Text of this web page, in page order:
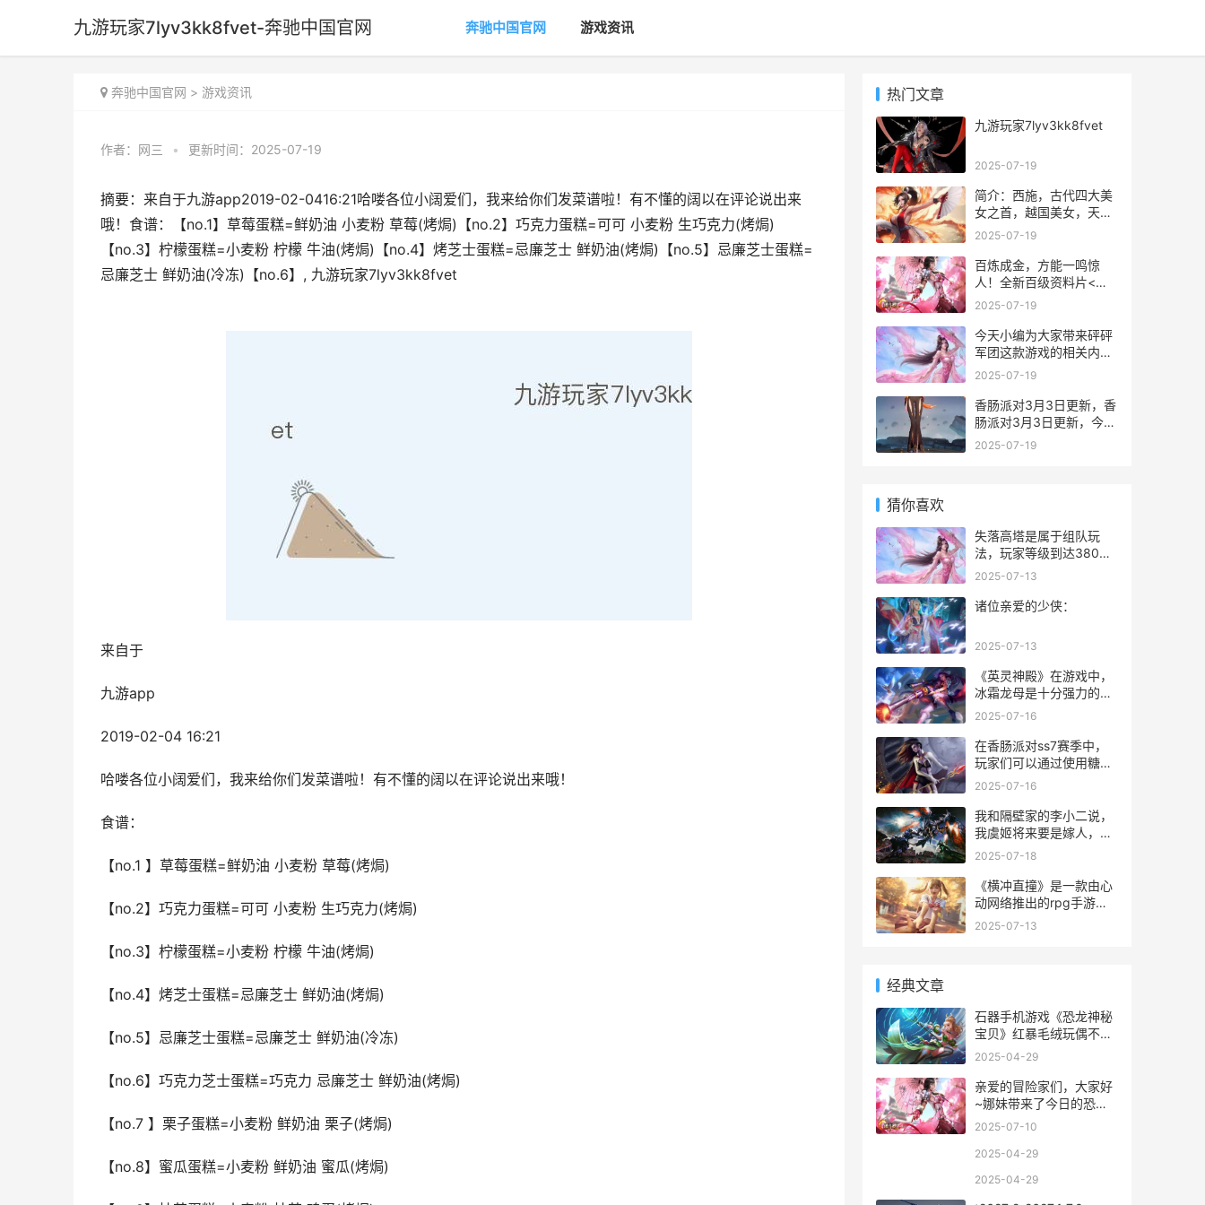
九游玩家7lyv3kk8fvet-奔驰中国官网 奔驰中国官网 游戏资讯
奔驰中国官网 > 游戏资讯
作者： 网三 • 更新时间：2025-07-19
摘要：来自于九游app2019-02-0416:21哈喽各位小阔爱们，我来给你们发菜谱啦！有不懂的阔以在评论说出来
哦！食谱：【no.1】草莓蛋糕=鲜奶油 小麦粉 草莓(烤焗)【no.2】巧克力蛋糕=可可 小麦粉 生巧克力(烤焗)
【no.3】柠檬蛋糕=小麦粉 柠檬 牛油(烤焗)【no.4】烤芝士蛋糕=忌廉芝士 鲜奶油(烤焗)【no.5】忌廉芝士蛋糕=
忌廉芝士 鲜奶油(冷冻)【no.6】, 九游玩家7lyv3kk8fvet
来自于
九游app
2019-02-04 16:21
哈喽各位小阔爱们，我来给你们发菜谱啦！有不懂的阔以在评论说出来哦！
食谱：
【no.1 】草莓蛋糕=鲜奶油 小麦粉 草莓(烤焗)
【no.2】巧克力蛋糕=可可 小麦粉 生巧克力(烤焗)
【no.3】柠檬蛋糕=小麦粉 柠檬 牛油(烤焗)
【no.4】烤芝士蛋糕=忌廉芝士 鲜奶油(烤焗)
【no.5】忌廉芝士蛋糕=忌廉芝士 鲜奶油(冷冻)
【no.6】巧克力芝士蛋糕=巧克力 忌廉芝士 鲜奶油(烤焗)
【no.7 】栗子蛋糕=小麦粉 鲜奶油 栗子(烤焗)
【no.8】蜜瓜蛋糕=小麦粉 鲜奶油 蜜瓜(烤焗)
热门文章
九游玩家7lyv3kk8fvet
2025-07-19
简介：西施，古代四大美
女之首，越国美女，天生
丽质，是美的化身和代名
落雁之容”中的“沉鱼”，讲
的是“西施浣纱”的经典事
2025-07-19
百炼成金，方能一鸣惊
人！全新百级资料片<神
器降临>即将在两天后与
2025-07-19
今天小编为大家带来砰砰
军团这款游戏的相关内容
了，感兴趣的小伙伴们一
请关注本站！
2025-07-19
香肠派对3月3日更新，香
肠派对3月3日更新，今天
香肠派对修复了15个
2025-07-19
猜你喜欢
失落高塔是属于组队玩
法，玩家等级到达380级
即可开启，该副本每天可
行挑战！
2025-07-13
诸位亲爱的少侠：
2025-07-13
《英灵神殿》在游戏中，
冰霜龙母是十分强力的一
个boss，不过玩家想要找
要的玩家都只知道要在雪
山里面寻找，但是具体才
为大家带来完整版的寻找
攻略，一起来看看吧。
2025-07-16
在香肠派对ss7赛季中，
玩家们可以通过使用糖果
通用礼包兑换码在游戏中
对玩家来说是非常有帮助
的，想要知道这次的糖果
编就为大家带来了《香肠
派对》ss7赛季糖果通
2025-07-16
我和隔壁家的李小二说，
我虞姬将来要是嫁人，一
定要嫁给像项羽那样英俊
汉子!
2025-07-18
《横冲直撞》是一款由心
动网络推出的rpg手游，
游戏告别了传统的单人操
戏使用了全3d的画面，
2025-07-13
经典文章
石器手机游戏《恐龙神秘
宝贝》红暴毛绒玩偶不收
费送 石器题材手游
2025-04-29
亲爱的冒险家们，大家好
~娜妹带来了今日的恐龙
小话题：有没有人当年是
中复活的恐龙吸引的？大
派吗？
2025-07-10
2025-04-29
2025-04-29